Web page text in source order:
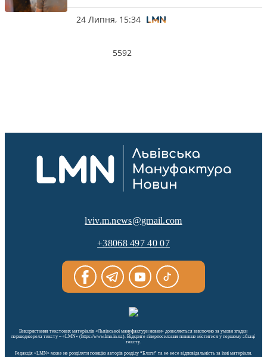
24 Липня, 15:34
5592
lviv.m.news@gmail.com
+38068 497 40 07
Використання текстових матеріалів «Львівської мануфактури новин» дозволяється виключно за умови згадки
першоджерела тексту – «LMN» (https://www.lmn.in.ua). Відкрите гіперпосилання повинне міститися у першому абзаці
тексту.
Редакція «LMN» може не розділяти позицію авторів розділу “Блоги” та не несе відповідальність за їхні матеріали.